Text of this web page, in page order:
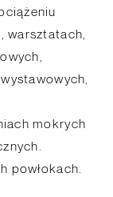
warsztatach,
mokrych
powłokach.